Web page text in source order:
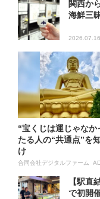
関西か
海鮮三
2026.07.16
“宝くじは運じゃなか
たる人の“共通点”を
け
合同会社デジタルファーム
【駅直
で初開